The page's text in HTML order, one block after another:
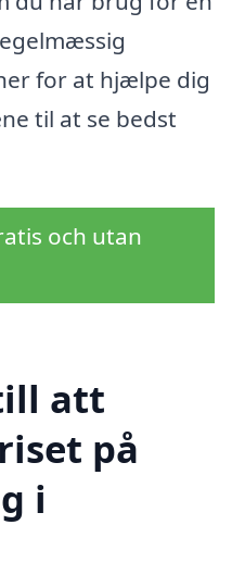
for at hjælpe dig
til at se bedst
och utan
att
på
i